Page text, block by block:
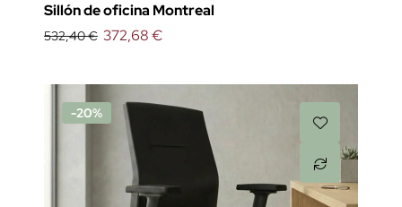
Sillón de oficina Montreal
532,40 € 372,68 €
-20%